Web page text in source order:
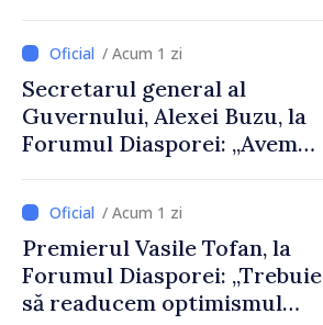
despre parcursul european
al Republicii Moldova.
/ Acum 1 zi
Secretarul general al
Guvernului, Alexei Buzu, la
Forumul Diasporei: „Avem
dumneavoastră pentru a
construi comunități mai
puternice”
/ Acum 1 zi
Premierul Vasile Tofan, la
Forumul Diasporei: „Trebuie
să readucem optimismul